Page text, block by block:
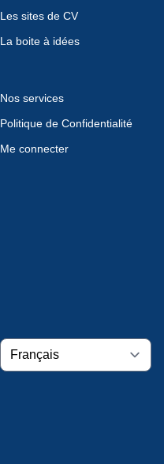
Les sites de CV
La boite à idées
Nos services
Politique de Confidentialité
Me connecter